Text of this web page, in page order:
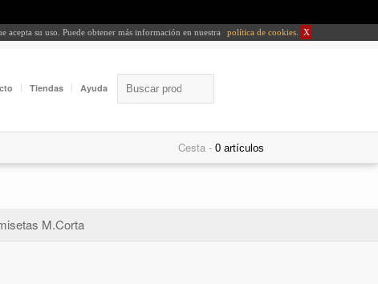
su uso. Puede obtener más información en nuestra política de cookies X
Tiendas Ayuda
Cesta -
M.Corta